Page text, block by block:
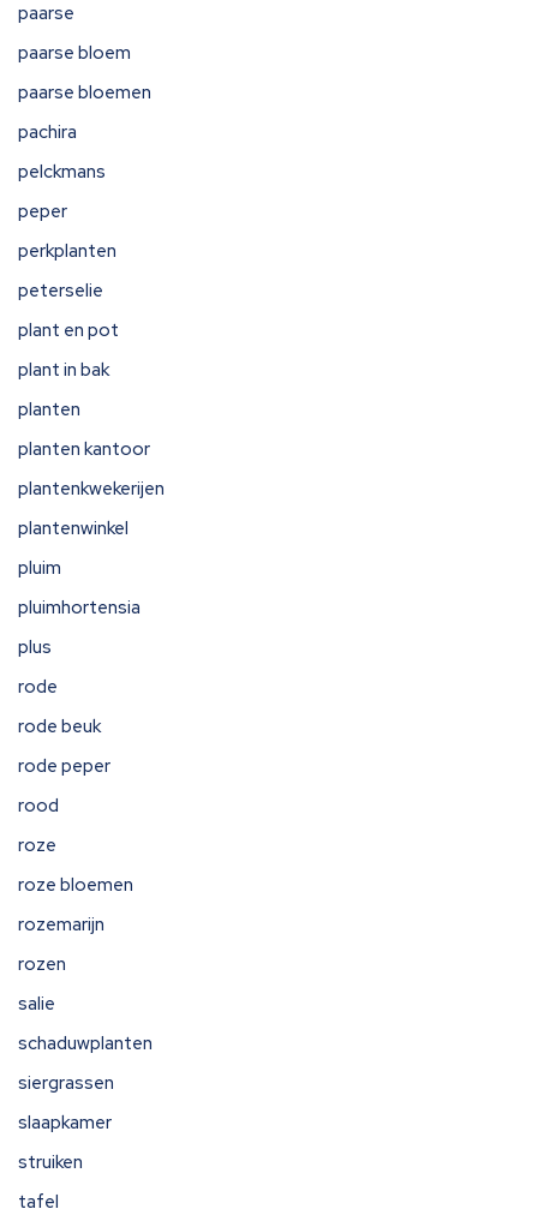
paarse
paarse bloem
paarse bloemen
pachira
pelckmans
peper
perkplanten
peterselie
plant en pot
plant in bak
planten
planten kantoor
plantenkwekerijen
plantenwinkel
pluim
pluimhortensia
plus
rode
rode beuk
rode peper
rood
roze
roze bloemen
rozemarijn
rozen
salie
schaduwplanten
siergrassen
slaapkamer
struiken
tafel